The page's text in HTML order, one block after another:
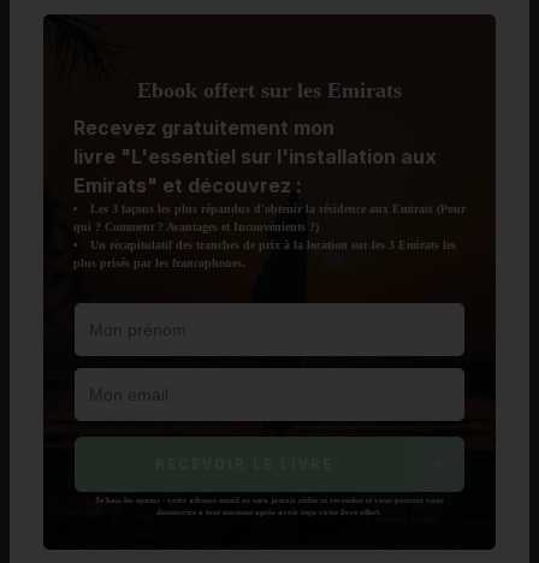
Ebook offert sur les Emirats
Recevez gratuitement mon
livre "L'essentiel sur l'installation aux
Emirats" et découvrez :
Les 3 façons les plus répandus d'obtenir la résidence aux Emirats (Pour
qui ? Comment ? Avantages et Inconvénients ?)
Un récapitulatif des tranches de prix à la location sur les 3 Emirats les
plus prisés par les francophones.
Je hais les spams : votre adresse email ne sera jamais cédée ni revendue et vous pourrez vous
désinscrire à tout moment après avoir reçu votre livre offert.